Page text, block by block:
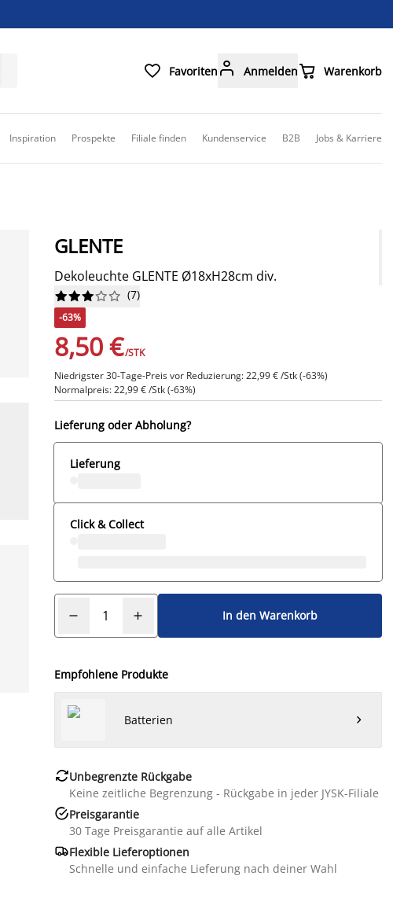
 Favoriten  Anmelden Warenkorb
Inspiration Prospekte Filiale finden Kundenservice B2B Jobs & Karriere
GLENTE
Dekoleuchte GLENTE Ø18xH28cm div.





 (7)
-63%
8,50 €/STK
Niedrigster 30-Tage-Preis vor Reduzierung: 22,99 € /Stk (-63%)
Normalpreis: 22,99 € /Stk (-63%)
Lieferung oder Abholung?
Lieferung
Click & Collect
In den Warenkorb
Empfohlene Produkte
Batterien 
Unbegrenzte Rückgabe
Keine zeitliche Begrenzung - Rückgabe in jeder JYSK-Filiale
Preisgarantie
30 Tage Preisgarantie auf alle Artikel
Flexible Lieferoptionen
Schnelle und einfache Lieferung nach deiner Wahl